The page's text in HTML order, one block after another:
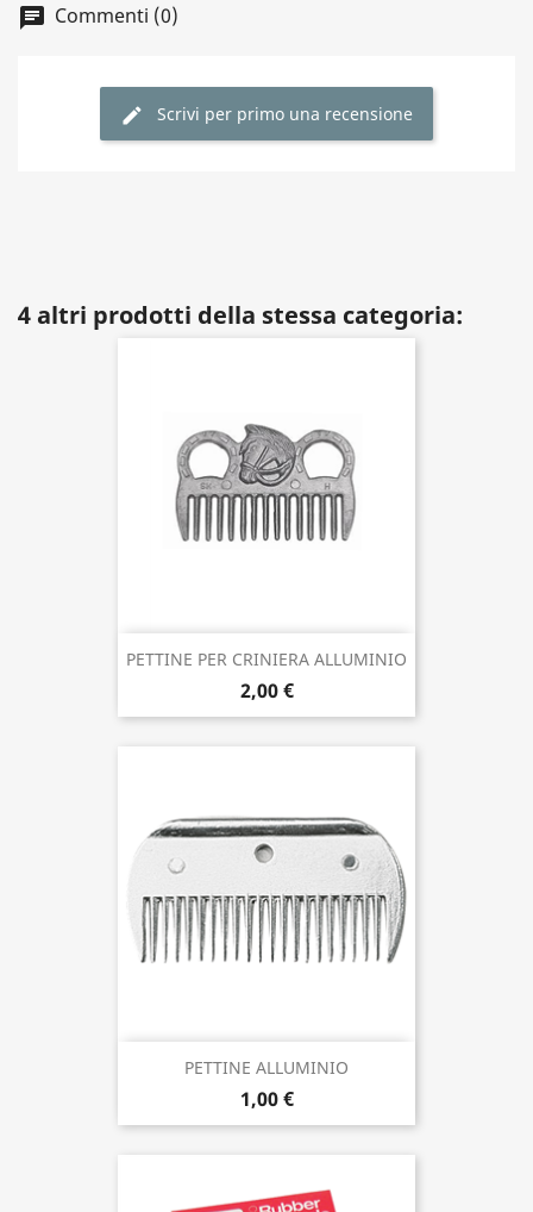
Commenti (0)
Scrivi per primo una recensione
4 altri prodotti della stessa categoria:
PETTINE PER CRINIERA ALLUMINIO
2,00 €
PETTINE ALLUMINIO
1,00 €